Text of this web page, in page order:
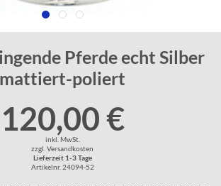
Pferde echt Silber
mattiert-poliert
120,00 €
inkl. MwSt.
zzgl. Versandkosten
Lieferzeit 1-3 Tage
Artikelnr. 24094-52